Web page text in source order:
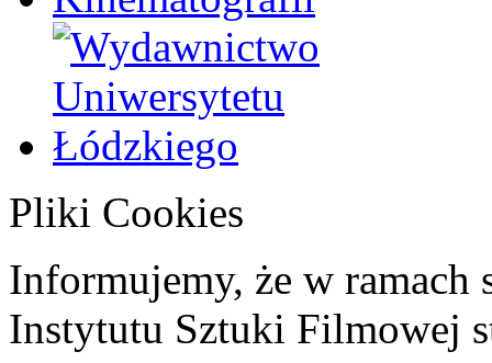
Pliki Cookies
Informujemy, że w ramach
Instytutu Sztuki Filmowej